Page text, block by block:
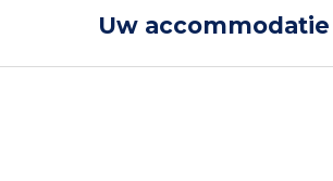
Uw accommodatie